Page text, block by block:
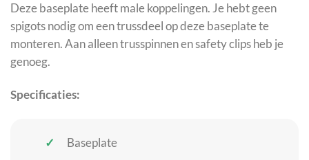
Deze baseplate heeft male koppelingen. Je hebt geen
spigots nodig om een trussdeel op deze baseplate te
monteren. Aan alleen trusspinnen en safety clips heb je
genoeg.
Specificaties:
Baseplate